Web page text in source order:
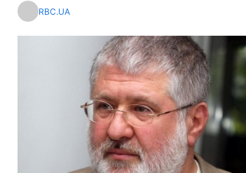
RBC.UA